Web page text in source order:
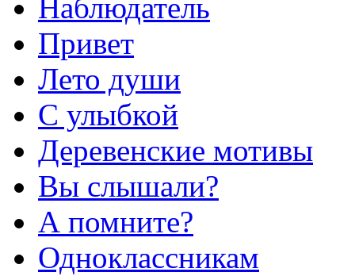
Наблюдатель
Привет
Лето души
С улыбкой
Деревенские мотивы
Вы слышали?
А помните?
Одноклассникам